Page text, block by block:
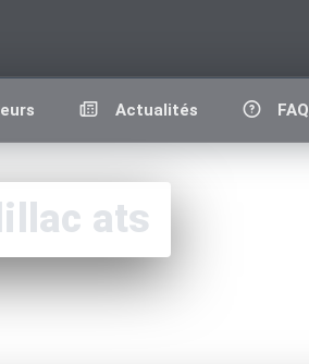
Actualités FAQ
ats